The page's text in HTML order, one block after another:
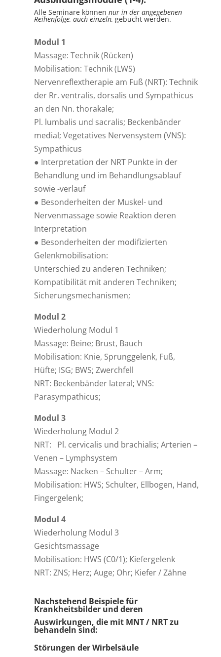
Alle Seminare können nur in der angegebenen
Reihenfolge, auch einzeln, gebucht werden.
Modul 1
Massage: Technik (Rücken)
Mobilisation: Technik (LWS)
Nervenreflextherapie am Fuß (NRT): Technik
der Rr. ventralis, dorsalis und Sympathicus
an den Nn. thorakale;
Pl. lumbalis und sacralis; Beckenbänder
medial; Vegetatives Nervensystem (VNS):
Sympathicus
● Interpretation der NRT Punkte in der
Behandlung und im Behandlungsablauf
sowie -verlauf
● Besonderheiten der Muskel- und
Nervenmassage sowie Reaktion deren
Interpretation
● Besonderheiten der modifizierten
Gelenkmobilisation:
Unterschied zu anderen Techniken;
Kompatibilität mit anderen Techniken;
Sicherungsmechanismen;
Modul 2
Wiederholung Modul 1
Massage: Beine; Brust, Bauch
Mobilisation: Knie, Sprunggelenk, Fuß,
Hüfte; ISG; BWS; Zwerchfell
NRT: Beckenbänder lateral; VNS:
Parasympathicus;
Modul 3
Wiederholung Modul 2
NRT: Pl. cervicalis und brachialis; Arterien –
Venen – Lymphsystem
Massage: Nacken – Schulter – Arm;
Mobilisation: HWS; Schulter, Ellbogen, Hand,
Fingergelenk;
Modul 4
Wiederholung Modul 3
Gesichtsmassage
Mobilisation: HWS (C0/1); Kiefergelenk
NRT: ZNS; Herz; Auge; Ohr; Kiefer / Zähne
Nachstehend Beispiele für
Krankheitsbilder und deren
Auswirkungen, die mit MNT / NRT zu
behandeln sind:
Störungen der Wirbelsäule